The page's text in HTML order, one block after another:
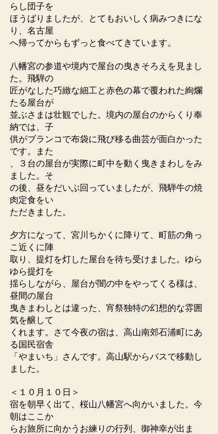
らし団子を
ほうばりましたが、とてもおいしく病みつきにな
り、名古屋
へ帰ってからもずっと食べてきています。
八幡宮の参道や境内で屋台の曳きそろえを見まし
た。飛騨の
匠がなした巧緻な細工と赤色の幕で覆われた絢爛
たる屋台が
並ぶさまは壮観でした。境内の屋台のからくり奉
納では、子
供がブランコで布袋に飛び移る曲芸が面白かった
です。また
、３台の屋台が実際に町中を動く曳きまわしをみ
ました。そ
の後、昼をだいぶ回っていましたが、飛騨牛の焼
肉定食をい
ただきました。
夕方になって、宮川ちかくに降りて、町筋の角っ
こ近くに陣
取り、提灯を灯した屋台を待ち受けました。ゆら
ゆら提灯を
揺らしながら、屋台が闇の中をやってくる様は、
昼間の屋台
曳きまわしとは違った、宵祭独特の幻想的な雰囲
気を醸して
くれます。さて今夜の宿は、高山南郊石浦町にあ
る国民宿舎
「やまいち」さんです。高山駅からバスで移動し
ました。
＜１０月１０日＞
宿を朝早く出て、桜山八幡宮へ向かいました。今
朝はここか
らお旅所に向かうお練りの行列、御神幸が出ま